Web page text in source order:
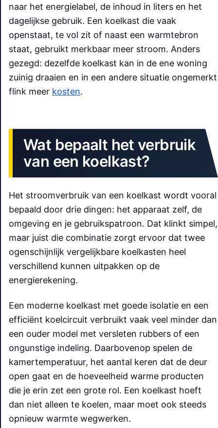
naar het energielabel, de inhoud in liters en het
dagelijkse gebruik. Een koelkast die vaak
openstaat, te vol zit of naast een warmtebron
staat, gebruikt merkbaar meer stroom. Anders
gezegd: dezelfde koelkast kan in de ene woning
zuinig draaien en in een andere situatie ongemerkt
flink meer kosten.
Wat bepaalt het verbruik
van een koelkast?
Het stroomverbruik van een koelkast wordt vooral
bepaald door drie dingen: het apparaat zelf, de
omgeving en je gebruikspatroon. Dat klinkt simpel,
maar juist die combinatie zorgt ervoor dat twee
ogenschijnlijk vergelijkbare koelkasten heel
verschillend kunnen uitpakken op de
energierekening.
Een moderne koelkast met goede isolatie en een
efficiënt koelcircuit verbruikt vaak veel minder dan
een ouder model met versleten rubbers of een
ongunstige indeling. Daarbovenop spelen de
kamertemperatuur, het aantal keren dat de deur
open gaat en de hoeveelheid warme producten
die je erin zet een grote rol. Een koelkast hoeft
dan niet alleen te koelen, maar moet ook steeds
opnieuw warmte wegwerken.